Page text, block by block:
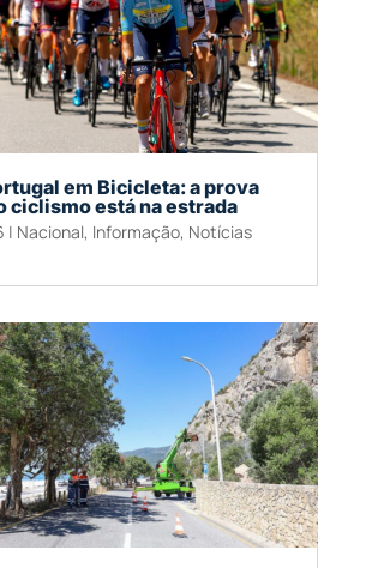
em Bicicleta: a prova
ciclismo está na estrada
| Nacional, Informação, Notícias